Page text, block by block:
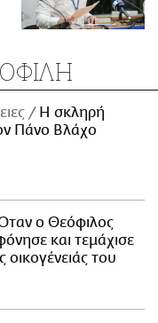
H σκληρή
Πάνο Βλάχο
ο Θεόφιλος
και τεμάχισε
οικογένειάς του